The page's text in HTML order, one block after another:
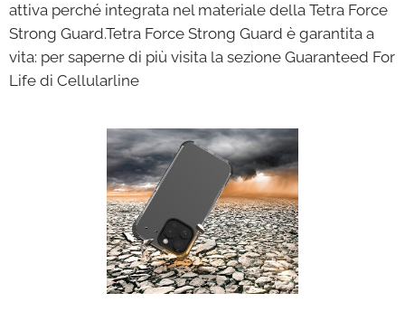
attiva perché integrata nel materiale della Tetra Force
Strong Guard.Tetra Force Strong Guard è garantita a
vita: per saperne di più visita la sezione Guaranteed For
Life di Cellularline